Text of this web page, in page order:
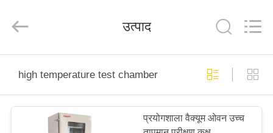
उत्पादों
Reserved.
उत्पाद
high temperature test chamber
प्रयोगशाला वैक्यूम ओवन उच्च